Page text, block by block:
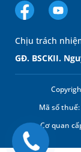
Chịu trách
GĐ. BSCKII.
Mã số
Cơ quan